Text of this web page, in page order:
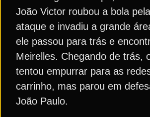
João Victor roubou a bola
ataque e invadiu a grande
ele passou para trás e
Meirelles. Chegando de trás,
tentou empurrar para as
carrinho, mas parou em
João Paulo.